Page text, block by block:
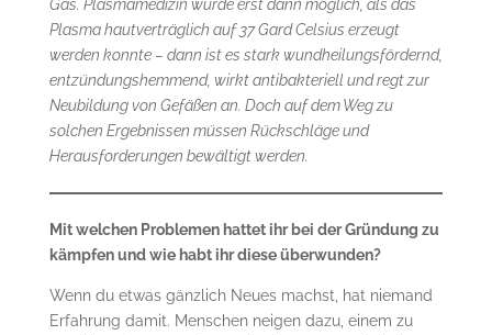
Gas. Plasmamedizin wurde erst dann möglich, als das
Plasma hautverträglich auf 37 Gard Celsius erzeugt
werden konnte – dann ist es stark wundheilungsfördernd,
entzündungshemmend, wirkt antibakteriell und regt zur
Neubildung von Gefäßen an. Doch auf dem Weg zu
solchen Ergebnissen müssen Rückschläge und
Herausforderungen bewältigt werden.
Mit welchen Problemen hattet ihr bei der Gründung zu
kämpfen und wie habt ihr diese überwunden?
Wenn du etwas gänzlich Neues machst, hat niemand
Erfahrung damit. Menschen neigen dazu, einem zu